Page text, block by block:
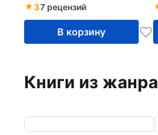
37 рецензий
В корзину
Книги из жанра